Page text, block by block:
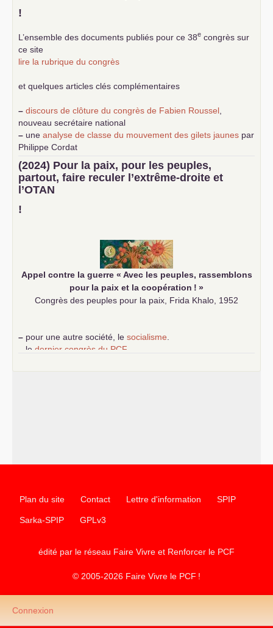
!
L’ensemble des documents publiés pour ce 38e congrès sur
ce site
lire la rubrique du congrès
et quelques articles clés complémentaires
– discours de clôture du congrès de Fabien Roussel
nouveau secrétaire national
– une analyse de classe du mouvement des gilets jaunes par
Philippe Cordat
–
un texte de Jean-Claude Delaunay
le marxisme est la
science sociale de notre temps
–un appel proposé aux partis communistes et ouvrier
d’Europe
–
(2024) Pour la paix, pour les peuples,
partout, faire reculer l’extrême-droite et
l’OTAN
!
Appel contre la guerre « Avec les peuples, rassemblons
pour la paix et la coopération ! »
Congrès des peuples pour la paix, Frida Khalo, 1952
– pour une autre société, le socialisme
le dernier congrès du PCF
Plan du site Contact Lettre d'information SPIP
Sarka-SPIP GPLv3
édité par le réseau Faire Vivre et Renforcer le PCF
© 2005-2026 Faire Vivre le PCF !
Connexion